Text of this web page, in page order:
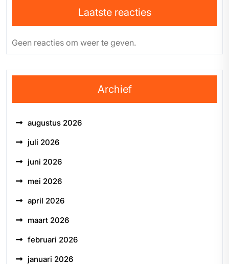
Laatste reacties
Geen reacties om weer te geven.
Archief
augustus 2026
juli 2026
juni 2026
mei 2026
april 2026
maart 2026
februari 2026
januari 2026